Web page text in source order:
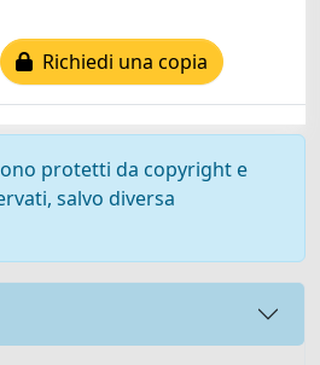
Richiedi una copia
protetti da copyright e
salvo diversa